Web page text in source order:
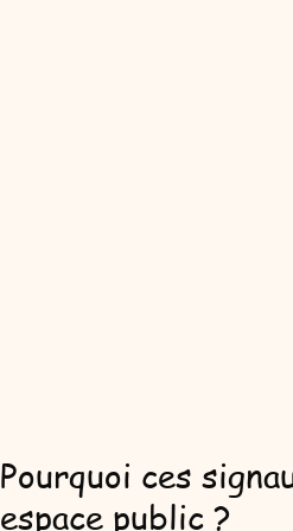
Pourquoi ces
espace public ?